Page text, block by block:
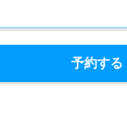
予約する